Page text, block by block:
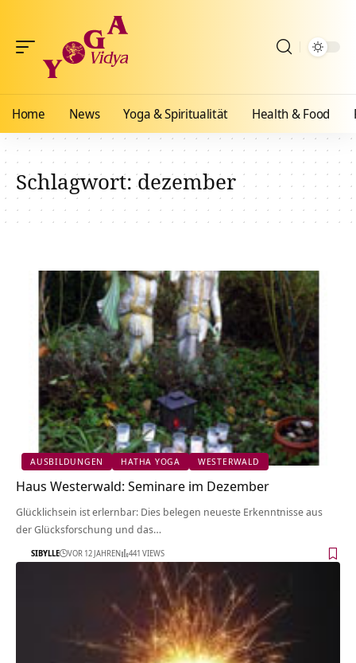
Home News Yoga & Spiritualität Health & Food
Schlagwort:dezember
AUSBILDUNGEN HATHA YOGA WESTERWALD
Haus Westerwald: Seminare im Dezember
Glücklichsein ist erlernbar: Dies belegen neueste Erkenntnisse aus
der Glücksforschung und das…
SIBYLLE VOR 12 JAHREN 441 VIEWS